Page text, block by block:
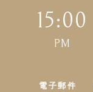
15:00
PM
電子郵件